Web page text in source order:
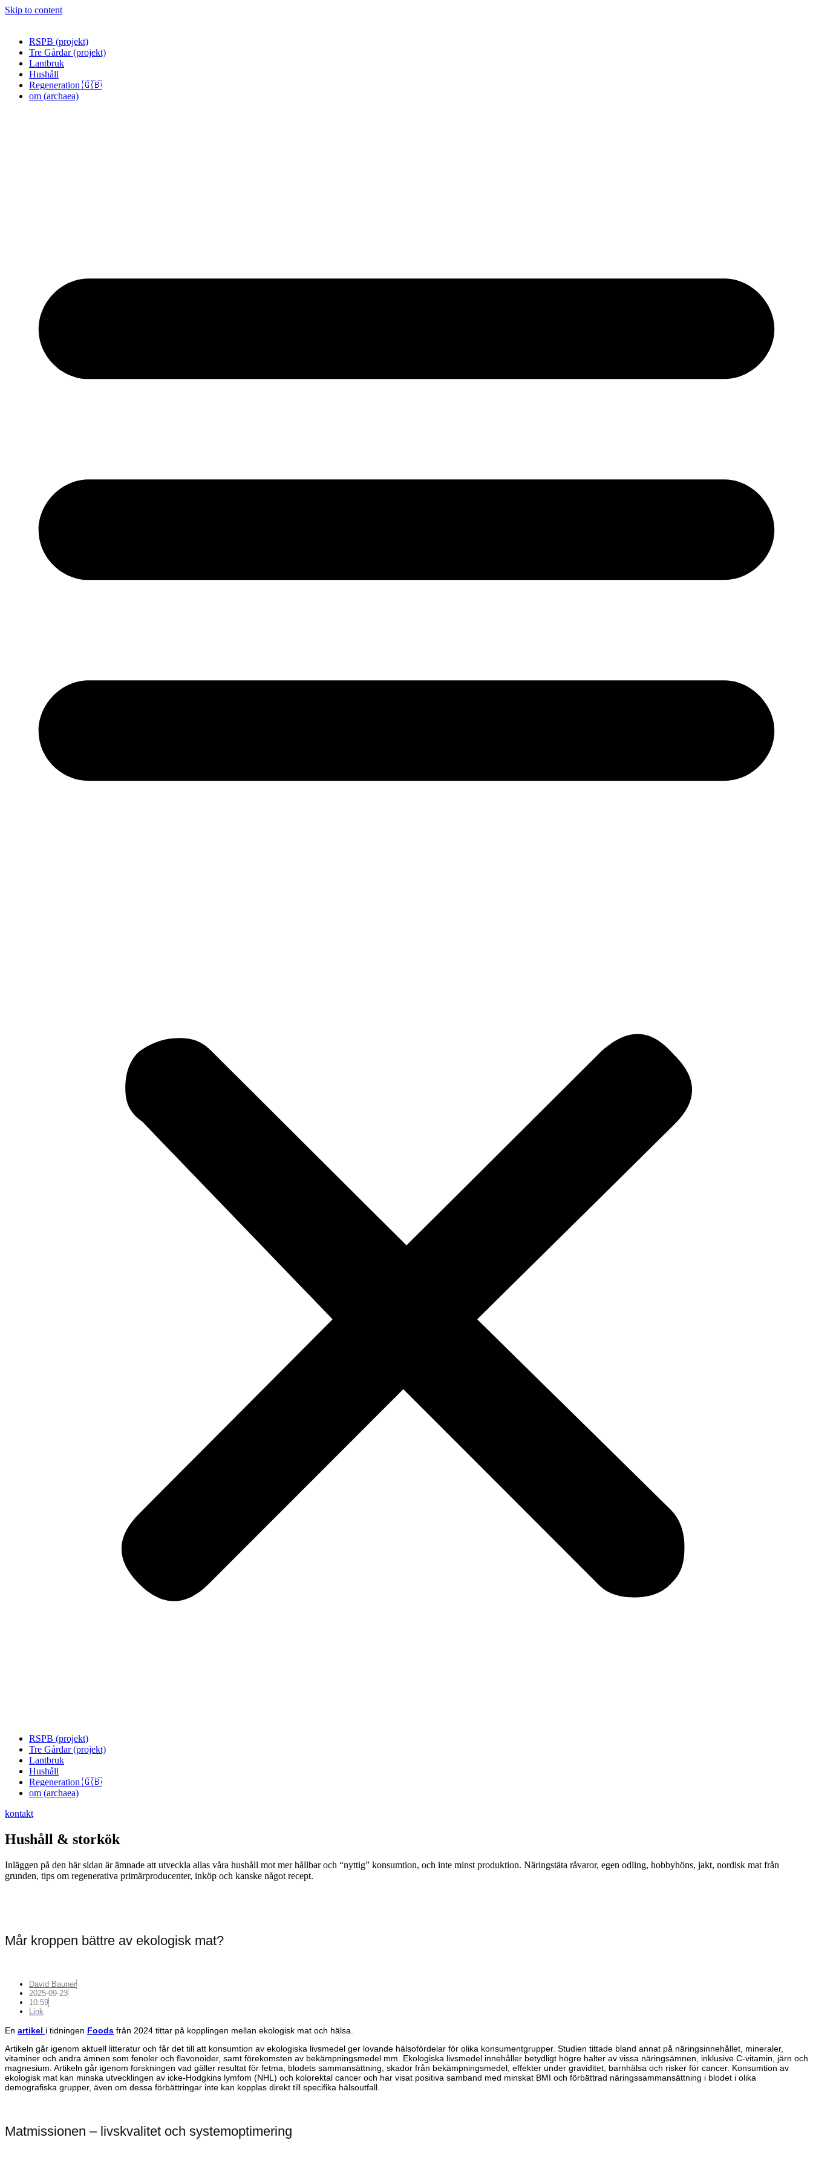
Skip to content
RSPB (projekt)
Tre Gårdar (projekt)
Lantbruk
Hushåll
Regeneration 🇬🇧
om (archaea)
RSPB (projekt)
Tre Gårdar (projekt)
Lantbruk
Hushåll
Regeneration 🇬🇧
om (archaea)
kontakt
Hushåll & storkök
Inläggen på den här sidan är ämnade att utveckla allas våra hushåll mot mer hållbar och “nyttig” konsumtion, och inte minst produktion. Näringstäta råvaror, egen odling, hobbyhöns, jakt, nordisk mat från
grunden, tips om regenerativa primärproducenter, inköp och kanske något recept.
Mår kroppen bättre av ekologisk mat?
David Bauner
2025-09-23
10:59
Link
En artikel i tidningen Foods från 2024 tittar på kopplingen mellan ekologisk mat och hälsa.
Artikeln går igenom aktuell litteratur och får det till att konsumtion av ekologiska livsmedel ger lovande hälsofördelar för olika konsumentgrupper. Studien tittade bland annat på näringsinnehållet, mineraler,
vitaminer och andra ämnen som fenoler och flavonoider, samt förekomsten av bekämpningsmedel mm. Ekologiska livsmedel innehåller betydligt högre halter av vissa näringsämnen, inklusive C-vitamin, järn och
magnesium. Artikeln går igenom forskningen vad gäller resultat för fetma, blodets sammansättning, skador från bekämpningsmedel, effekter under graviditet, barnhälsa och risker för cancer. Konsumtion av
ekologisk mat kan minska utvecklingen av icke-Hodgkins lymfom (NHL) och kolorektal cancer och har visat positiva samband med minskat BMI och förbättrad näringssammansättning i blodet i olika
demografiska grupper, även om dessa förbättringar inte kan kopplas direkt till specifika hälsoutfall.
Matmissionen – livskvalitet och systemoptimering